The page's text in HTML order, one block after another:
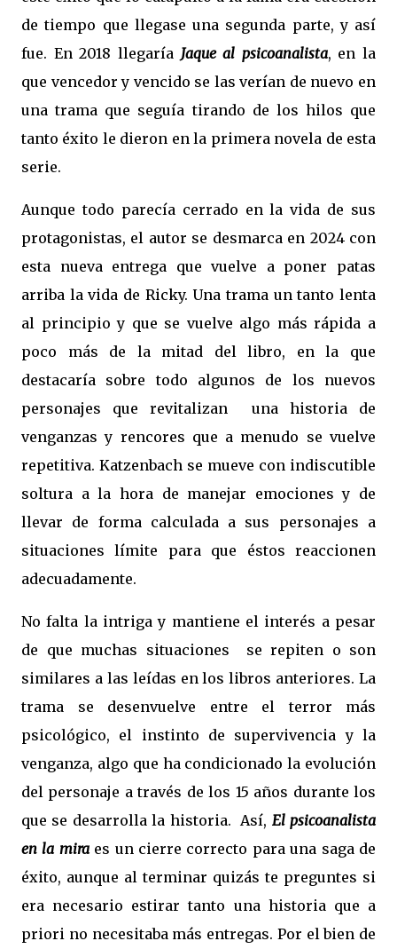
de tiempo que llegase una segunda parte, y así
fue. En 2018 llegaría Jaque al psicoanalista, en la
que vencedor y vencido se las verían de nuevo en
una trama que seguía tirando de los hilos que
tanto éxito le dieron en la primera novela de esta
serie.
Aunque todo parecía cerrado en la vida de sus
protagonistas, el autor se desmarca en 2024 con
esta nueva entrega que vuelve a poner patas
arriba la vida de Ricky. Una trama un tanto lenta
al principio y que se vuelve algo más rápida a
poco más de la mitad del libro, en la que
destacaría sobre todo algunos de los nuevos
personajes que revitalizan
una historia de
venganzas y rencores que a menudo se vuelve
repetitiva. Katzenbach se mueve con indiscutible
soltura a la hora de manejar emociones y de
llevar de forma calculada a sus personajes a
situaciones límite para que éstos reaccionen
adecuadamente.
No falta la intriga y mantiene el interés a pesar
de que muchas situaciones
se repiten o son
similares a las leídas en los libros anteriores. La
trama se desenvuelve entre el terror más
psicológico, el instinto de supervivencia y la
venganza, algo que ha condicionado la evolución
del personaje a través de los 15 años durante los
que se desarrolla la historia. Así, El psicoanalista
en la miraes un cierre correcto para una saga de
éxito, aunque al terminar quizás te preguntes si
era necesario estirar tanto una historia que a
priori no necesitaba más entregas. Por el bien de